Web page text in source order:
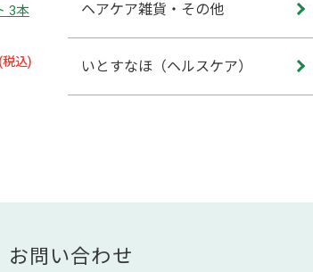
3本
税込)
ヘアケア雑貨・その他
いとすなほ（ヘルスケア）
お問い合わせ